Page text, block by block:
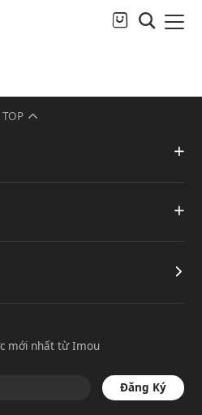
TOP
mới nhất từ Imou
Đăng Ký